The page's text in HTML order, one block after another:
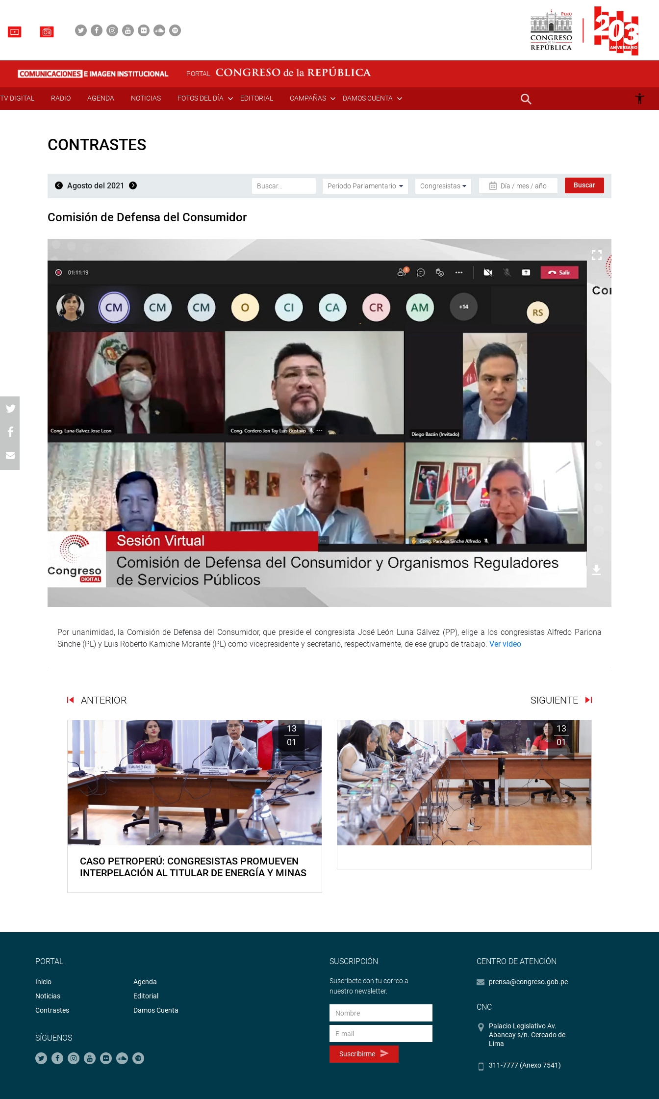
PORTAL
TV DIGITAL RADIO AGENDA NOTICIAS FOTOS DEL DÍA EDITORIAL CAMPAÑAS DAMOS CUENTA
CONTRASTES
Agosto del 2021 Día / mes / año
Comisión de Defensa del Consumidor
Descargar foto
Por unanimidad, la Comisión de Defensa del Consumidor, que preside el congresista José León Luna Gálvez (PP), elige a los congresistas Alfredo Pariona
Sinche (PL) y Luis Roberto Kamiche Morante (PL) como vicepresidente y secretario, respectivamente, de ese grupo de trabajo. Ver vídeo
ANTERIOR SIGUIENTE
13
01
CASO PETROPERÚ: CONGRESISTAS PROMUEVEN
INTERPELACIÓN AL TITULAR DE ENERGÍA Y MINAS
13
01
PORTAL
Inicio
Noticias
Contrastes
Agenda
Editorial
Damos Cuenta
SÍGUENOS
SUSCRIPCIÓN
Suscríbete con tu correo a
nuestro newsletter.
Suscribirme
CENTRO DE ATENCIÓN
prensa@congreso.gob.pe
CNC
Palacio Legislativo Av.
Abancay s/n. Cercado de
Lima
311-7777 (Anexo 7541)